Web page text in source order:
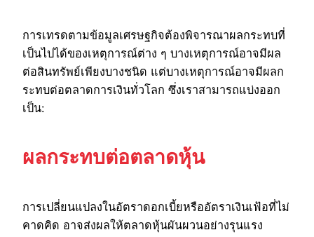
การเทรดตามข้อมูลเศรษฐกิจต้องพิจารณาผลกระทบที่
เป็นไปได้ของเหตุการณ์ต่าง ๆ บางเหตุการณ์อาจมีผล
ต่อสินทรัพย์เพียงบางชนิด แต่บางเหตุการณ์อาจมีผลก
ระทบต่อตลาดการเงินทั่วโลก ซึ่งเราสามารถแบ่งออก
เป็น:
ผลกระทบต่อตลาดหุ้น
การเปลี่ยนแปลงในอัตราดอกเบี้ยหรืออัตราเงินเฟ้อที่ไม่
คาดคิด อาจส่งผลให้ตลาดหุ้นผันผวนอย่างรุนแรง